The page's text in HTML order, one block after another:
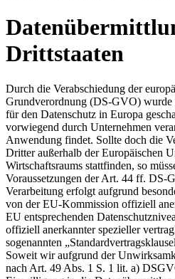
Drittstaaten
Durch die Verabschiedung der
Grundverordnung (DS-GVO) wurde
für den Datenschutz in Europa
vorwiegend durch Unternehmen
Anwendung findet. Sollte doch die
Dritter außerhalb der Europäischen
Wirtschaftsraums stattfinden, so
Voraussetzungen der Art. 44 ff. DS-
Verarbeitung erfolgt aufgrund
von der EU-Kommission offiziell
EU entsprechenden
offiziell anerkannter spezieller
sogenannten
Soweit wir aufgrund der
nach Art. 49 Abs. 1 S. 1 lit. a)